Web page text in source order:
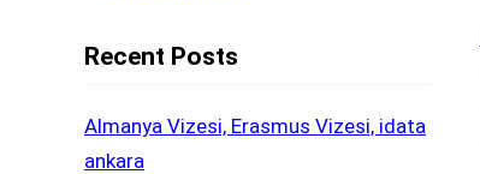
Recent Posts
Almanya Vizesi, Erasmus Vizesi, idata
ankara